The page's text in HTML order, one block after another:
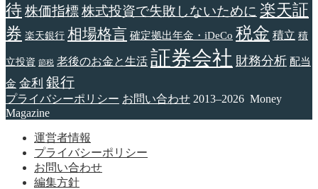
待株価指標株式投資で失敗しないために 楽天証
券 楽天銀行 相場格言 確定拠出年金・iDeCo 税金 積立 積
立投資 節税 老後のお金と生活 証券会社 財務分析 配当
金 金利 銀行
プライバシーポリシー お問い合わせ 2013–2026 Money
Magazine
運営者情報
プライバシーポリシー
お問い合わせ
編集方針